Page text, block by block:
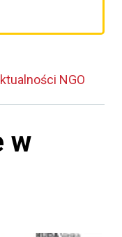
do następnego
NGO
w